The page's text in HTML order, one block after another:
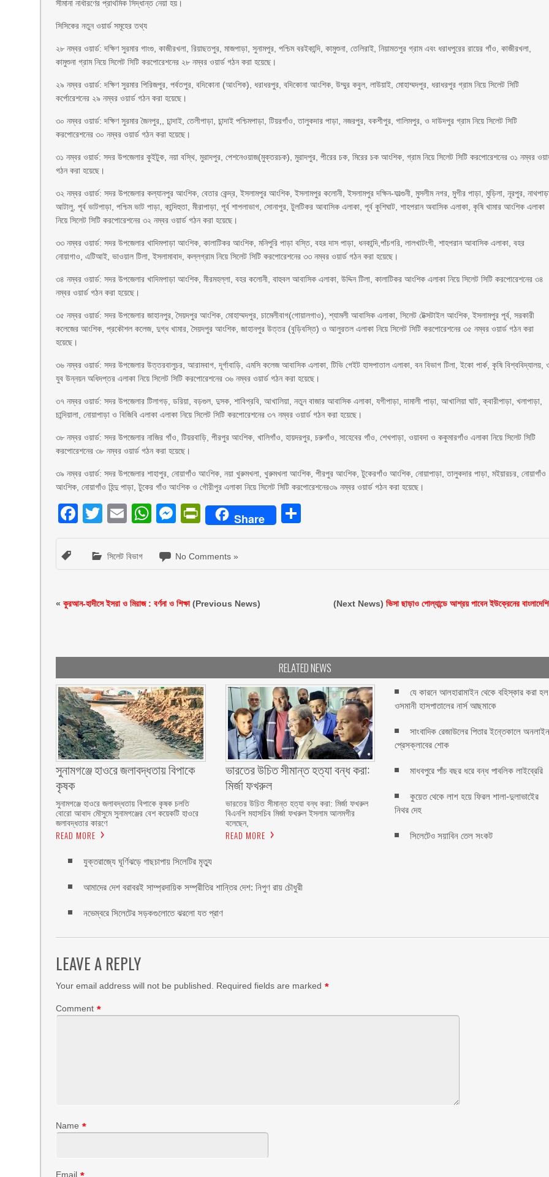
সীমানা নার্ধারণের প্রাথমিক সিদ্ধান্ত নেয়া হয়।
সিসিকের নতুন ওয়ার্ড সমূহের তথ্য
২৮ নম্বর ওয়ার্ড: দক্ষিণ সুরমার গাংগু, কাজীরখলা, রিয়াছতপুর, মাজপাড়া, সুনামপুর, পশ্চিম বরইকান্দি, কামুশুনা, তেলিরাই, নিয়ামতপুর গ্রাম এবং ধরাধপুরের রায়ের গাঁও, কাজীরখলা,
কামুশুনা গ্রাম নিয়ে সিলেট সিটি করপোরেশনের ২৮ নম্বর ওয়ার্ড গঠন করা হয়েছে।
২৯ নম্বর ওয়ার্ড: দক্ষিণ সুরমার পিরিজপুর, পর্বতপুর, বদিকোনা (আংশিক), ধরাধরপুর, বদিকোনা আংশিক, উম্মুর কবুল, লাউয়াই, মোহাম্মদপুর, ধরাধরপুর গ্রাম নিয়ে সিলেট সিটি
কর্পোরেশনের ২৯ নম্বর ওয়ার্ড গঠন করা হয়েছে।
৩০ নম্বর ওয়ার্ড: দক্ষিণ সুরমার জৈনপুর,, চান্দাই, তেলীপাড়া, চান্দাই পশ্চিমপাড়া, টিয়রগাঁও, তালুকদার পাড়া, নজরপুর, বকশীপুর, গালিমপুর, ও দাউদপুর গ্রাম নিয়ে সিলেট সিটি
করপোরেশনের ৩০ নম্বর ওয়ার্ড গঠন করা হয়েছে।
৩১ নম্বর ওয়ার্ড: সদর উপজেলার কুইটুক, নয়া বস্থি, মুরাদপুর, পেশনেওয়াজ(মুক্তরচক), মুরাদপুর, পীরের চক, মিরের চক আংশিক, গ্রাম নিয়ে সিলেট সিটি করপোরেশনের ৩১ নম্বর
গঠন করা হয়েছে।
৩২ নম্বর ওয়ার্ড: সদর উপজেলার কল্যানপুর আংশিক, বেতার কেন্দ্র, ইসলামপুর আংশিক, ইসলামপুর কলোনী, ইসলামপুর দক্ষিন-ফাল্গুনী, মুসলীম নগর, মুগীর পাড়া, মুড়িলা, নূরপুর,
আটালু, পূর্ব ভাটপাড়া, পশ্চিম ভাট পাড়া, কান্দিহুতা, মীরাপাড়া, পূর্ব শাপলাভাগ, সোনাপুর, টুলটিকর আবাসিক এলাকা, পূর্ব কুশিঘাট, শাহপরান অবাসিক এলাকা, কৃষি খামার আংশিক এলাকা
নিয়ে সিলেট সিটি করপোরেশনের ৩২ নম্বর ওয়ার্ড গঠন করা হয়েছে।
৩৩ নম্বর ওয়ার্ড: সদর উপজেলার খাদিমপাড়া আংশিক, কালাটিকর আংশিক, মনিপুরি পাড়া বস্তি, বহর দাস পাড়া, ধনকান্দি,পাঁচগরি, লালখাটংগী, শাহপরান আবাসিক এলাকা, বহর
নোয়াগাও, এটিআই, ভাওয়াল টিলা, ইসলামাবাদ, কল্লগ্রাম নিয়ে সিলেট সিটি করপোরেশনের ৩৩ নম্বর ওয়ার্ড গঠন করা হয়েছে।
৩৪ নম্বর ওয়ার্ড: সদর উপজেলার খাদিমপাড়া আংশিক, মীরমহল্লা, বহর কলোনী, বাহুবল আবাসিক এলাকা, উদ্দিন টিলা, কালাটিকর আংশিক এলাকা নিয়ে সিলেট সিটি করপোরেশনের ৩৪
নম্বর ওয়ার্ড গঠন করা হয়েছে।
৩৫ নম্বর ওয়ার্ড: সদর উপজেলার জাহানপুর, সৈয়দপুর আংশিক, মোহাম্মদপুর, চামেলীবাগ(গোয়ালগাও), শ্যামলী আবাসিক এলাকা, সিলেট টেক্সটাইল আংশিক, ইসলামপুর পূর্ব, সরকারী
কলেজের আংশিক, প্রকৌশল কলেজ, দুগ্ধ খামার, সৈয়দপুর আংশিক, জাহানপুর উত্তর (বুড়িবস্তি) ও আলুরতল এলাকা নিয়ে সিলেট সিটি করপোরেশনের ৩৫ নম্বর ওয়ার্ড গঠন করা
হয়েছে।
৩৬ নম্বর ওয়ার্ড: সদর উপজেলার উত্তরবালুচর, আরামবাগ, দূর্গাবাড়ি, এমসি কলেজ আবাসিক এলাকা, টিভি গেইট হাসপাতাল এলাকা, বন বিভাগ টিলা, ইকো পার্ক, কৃষি বিশ্ববিদ্যালয়,
যুব উন্নয়ন অধিদপ্তর এলাকা নিয়ে সিলেট সিটি করপোরেশনের ৩৬ নম্বর ওয়ার্ড গঠন করা হয়েছে।
৩৭ নম্বর ওয়ার্ড: সদর উপজেলার টিলাগড়, ডরিয়া, বড়গুল, দুসক, শাবিপ্রবি, আখালিয়া, নতুন বাজার আবাসিক এলাকা, যগীপাড়া, দামালী পাড়া, আখালিয়া ঘাট, ক্বারীপাড়া, খলাপাড়া,
চান্দিয়ালা, নোয়াপাড়া ও বিজিবি এলাকা এলাকা নিয়ে সিলেট সিটি করপোরেশনের ৩৭ নম্বর ওয়ার্ড গঠন করা হয়েছে।
৩৮ নম্বর ওয়ার্ড: সদর উপজেলার নাজির গাঁও, টিয়রবাড়ি, পীরপুর আংশিক, খালিগাঁও, হায়দরপুর, চরুগাঁও, সাহেবের গাঁও, শেখপাড়া, ওয়াবদা ও ককুমারগাঁও এলাকা নিয়ে সিলেট সিটি
করপোরেশনের ৩৮ নম্বর ওয়ার্ড গঠন করা হয়েছে।
৩৯ নম্বর ওয়ার্ড: সদর উপজেলার শাহাপুর, নোয়াগাঁও আংশিক, নয়া খুরুমখলা, খুরুমখলা আংশিক, পীরপুর আংশিক, টুকেরগাঁও আংশিক, নোয়াপাড়া, তালুকদার পাড়া, মইয়ারচর, নোয়াগাঁও
আংশিক, নোয়াগাঁও হিন্দু পাড়া, টুকের গাঁও আংশিক ও গৌরীপুর এলাকা নিয়ে সিলেট সিটি করপোরেশনের৩৯ নম্বর ওয়ার্ড গঠন করা হয়েছে।
Facebook
Twitter
EmailWhatsApp
Messenger
PrintFriendly
Share
সিলেট বিভাগ No Comments »
«কুরআন-হাদীসে ইসরা ও মিরাজ : বর্ণনা ও শিক্ষা(Previous News) (Next News)ভিসা ছাড়াও পোল্যান্ডে আশ্রয় পাবেন ইউক্রেনের
RELATED NEWS
সুনামগঞ্জে হাওরে জলাবদ্ধতায় বিপাকে
কৃষক
সুনামগঞ্জে হাওরে জলাবদ্ধতায় বিপাকে কৃষক চলতি
বোরো আবাদ মৌসুমে সুনামগঞ্জের বেশ কয়েকটি হাওরে
জলাবদ্ধতার কারণে
READ MORE
ভারতের উচিত সীমান্ত হত্যা বন্ধ করা:
মির্জা ফখরুল
ভারতের উচিত সীমান্ত হত্যা বন্ধ করা: মির্জা ফখরুল
বিএনপি মহাসচিব মির্জা ফখরুল ইসলাম আলমগীর
বলেছেন,
READ MORE
যে কারনে আলহারামাইন থেকে বহিস্কার করা হল
ওসমানী হাসপাতালের নার্স আছমাকে
সাংবাদিক রেজাউলের পিতার ইন্তেকালে
প্রেসক্লাবের শোক
মাধবপুরে পাঁচ বছর ধরে বন্ধ পাবলিক লাইব্রেরি
কুয়েত থেকে লাশ হয়ে ফিরল শালা-দুলাভাইের
নিথর দেহ
সিলেটেও সয়াবিন তেল সংকট
যুক্তরাজ্যে ঘূর্ণিঝড়ে গাছচাপায় সিলেটির মৃত্যু
আমাদের দেশ বরাবরই সাম্প্রদায়িক সম্প্রীতির শান্তির দেশ: নিপুণ রায় চৌধুরী
নভেম্বরে সিলেটের সড়কগুলোতে ঝরলো যত প্রাণ
LEAVE A REPLY
Your email address will not be published. Required fields are marked *
Comment *
Name *
Email